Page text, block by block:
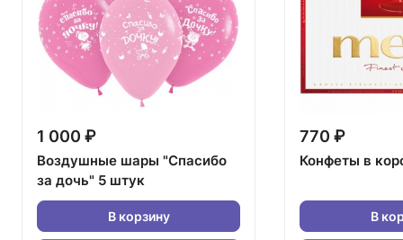
1 000 ₽
Воздушные шары "Спасибо
за дочь" 5 штук
В корзину
770 ₽
Конфеты в
В